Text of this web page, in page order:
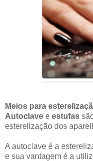
Meios para
Autoclave e estufas
esterelização dos
A autoclave é a
e sua vantagem é a